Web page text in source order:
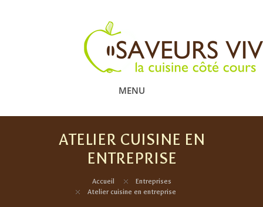
MENU
ATELIER CUISINE EN
ENTREPRISE
Accueil
Entreprises
Atelier cuisine en entreprise